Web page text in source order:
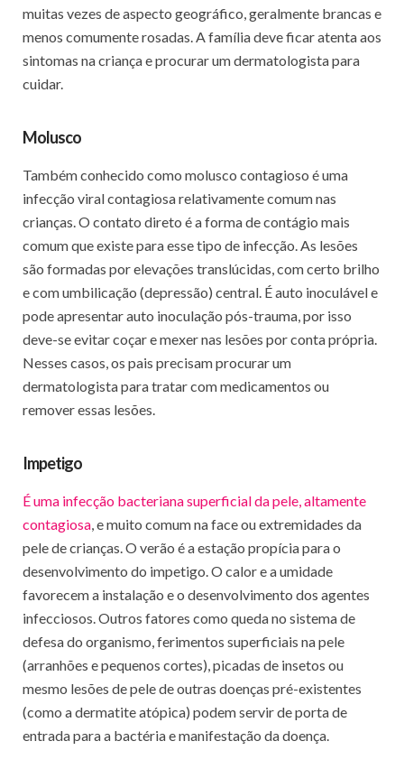
muitas vezes de aspecto geográfico, geralmente brancas e
menos comumente rosadas. A família deve ficar atenta aos
sintomas na criança e procurar um dermatologista para
cuidar.
Molusco
Também conhecido como molusco contagioso é uma
infecção viral contagiosa relativamente comum nas
crianças. O contato direto é a forma de contágio mais
comum que existe para esse tipo de infecção. As lesões
são formadas por elevações translúcidas, com certo brilho
e com umbilicação (depressão) central. É auto inoculável e
pode apresentar auto inoculação pós-trauma, por isso
deve-se evitar coçar e mexer nas lesões por conta própria.
Nesses casos, os pais precisam procurar um
dermatologista para tratar com medicamentos ou
remover essas lesões.
Impetigo
É uma infecção bacteriana superficial da pele, altamente
contagiosa, e muito comum na face ou extremidades da
pele de crianças. O verão é a estação propícia para o
desenvolvimento do impetigo. O calor e a umidade
favorecem a instalação e o desenvolvimento dos agentes
infecciosos. Outros fatores como queda no sistema de
defesa do organismo, ferimentos superficiais na pele
(arranhões e pequenos cortes), picadas de insetos ou
mesmo lesões de pele de outras doenças pré-existentes
(como a dermatite atópica) podem servir de porta de
entrada para a bactéria e manifestação da doença.